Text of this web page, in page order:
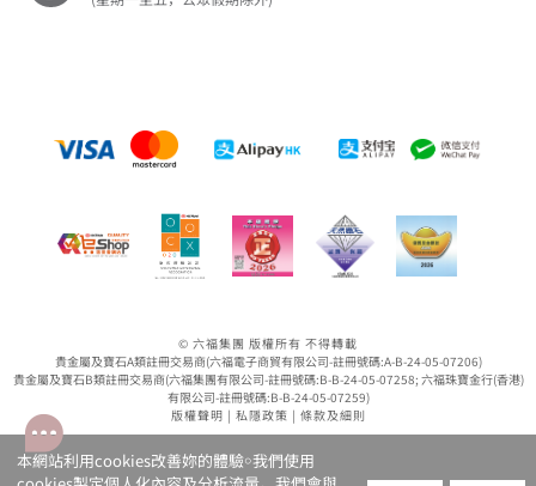
© 六福集團 版權所有 不得轉載
貴金屬及寶石A類註冊交易商(六福電子商貿有限公司-註冊號碼:A-B-24-05-07206)
貴金屬及寶石B類註冊交易商(六福集團有限公司-註冊號碼:B-B-24-05-07258; 六福珠寶金行(香港)
有限公司-註冊號碼:B-B-24-05-07259)
版權聲明 | 私隱政策 | 條款及細則
本網站利用cookies改善妳的體驗￮我們使用